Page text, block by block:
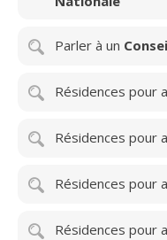
Parler à un
Résidences pour
Résidences pour
Résidences pour
Résidences pour